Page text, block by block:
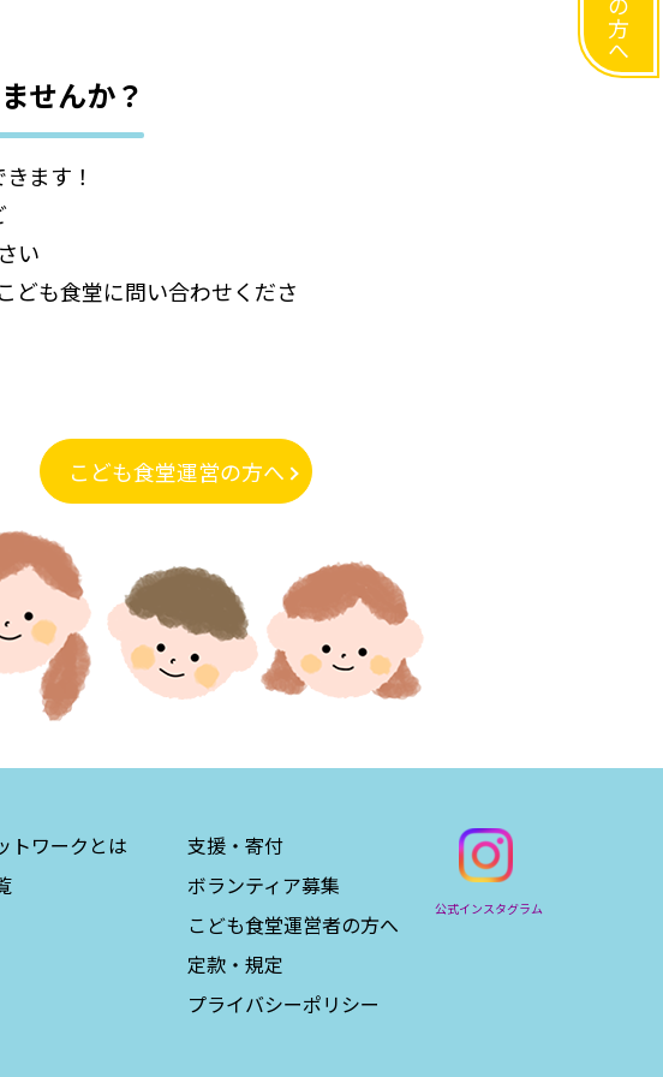
せんか？
ます！
い
ども食堂に問い合わせくださ
こども食堂運営の方へ
トワークとは
支援・寄付
ボランティア募集
こども食堂運営者の方へ
定款・規定
プライバシーポリシー
公式インスタグラム